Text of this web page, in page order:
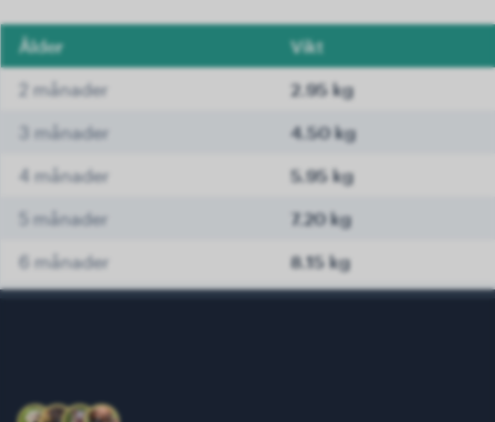
Ålder Vikt
2 månader 2.95 kg
3 månader 4.50 kg
4 månader 5.95 kg
5 månader 7.20 kg
6 månader 8.15 kg